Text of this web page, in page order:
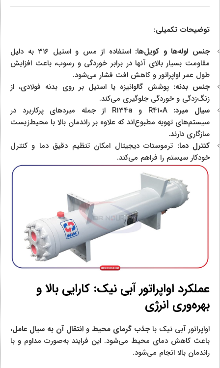
توضیحات تکمیلی:
جنس لوله‌ها و کویل‌ها:
استفاده از مس و استیل ۳۱۶ به دلیل
مقاومت بسیار بالای آنها در برابر خوردگی و رسوب، باعث افزایش
طول عمر اواپراتور و کاهش افت فشار می‌شود.
جنس بدنه: پوشش گالوانیزه یا استیل بر روی بدنه فولادی، از
زنگ‌زدگی و خوردگی جلوگیری می‌کند.
سیال مبرد:
R410A و R134a از جمله مبردهای پرکاربرد در
سیستم‌های تهویه مطبوع‌اند که علاوه بر راندمان بالا با محیط‌زیست
سازگاری دارند.
کنترل دما: ترموستات دیجیتال امکان تنظیم دقیق دما و کنترل
خودکار سیستم را فراهم می‌کند.
عملکرد اواپراتور آبی نیک: کارایی بالا و
بهره‌وری انرژی
اواپراتور آبی نیک باجذب گرمای محیط و انتقال آن به سیال عامل،
باعث کاهش دمای محیط می‌شود. این فرایند به‌صورت مداوم و با
راندمان بالا انجام می‌شود.